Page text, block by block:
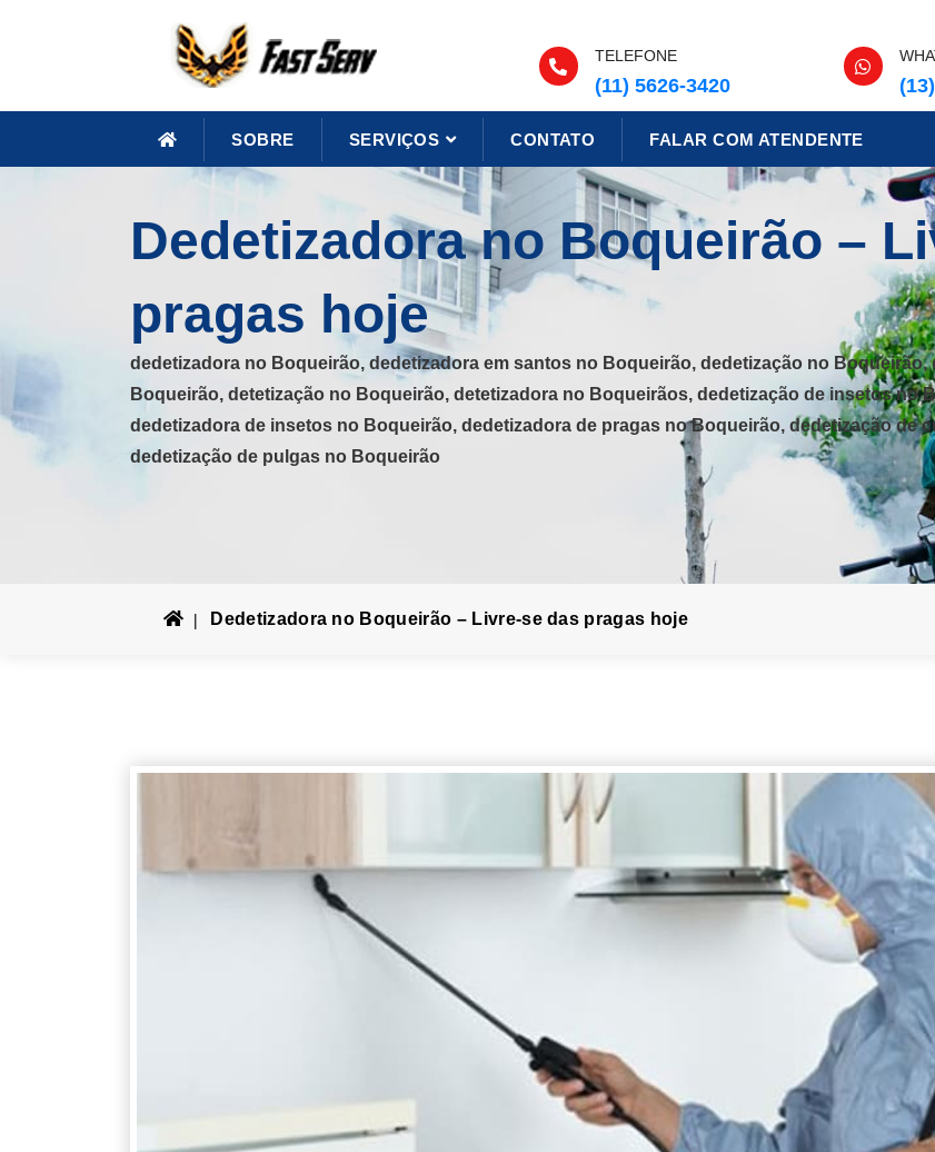
TELEFONE
(11) 5626-3420
SOBRE SERVIÇOS CONTATO FALAR COM ATENDENTE
Dedetizadora no Boqueirão –
pragas hoje
dedetizadora no Boqueirão, dedetizadora em santos no Boqueirão, dedetização no
Boqueirão, detetização no Boqueirão, detetizadora no Boqueirãos, dedetização de insetos no
dedetizadora de insetos no Boqueirão, dedetizadora de pragas no Boqueirão, dedetização de
dedetização de pulgas no Boqueirão
Dedetizadora no Boqueirão – Livre-se das pragas hoje